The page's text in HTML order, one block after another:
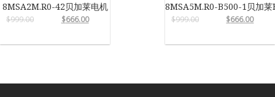
8MSA2M.R0-42贝加莱电机
$999.00 $666.00
8MSA5M.R0-B500-1贝加莱
$999.00 $666.00